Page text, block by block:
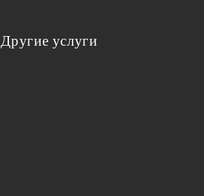
Другие услуги